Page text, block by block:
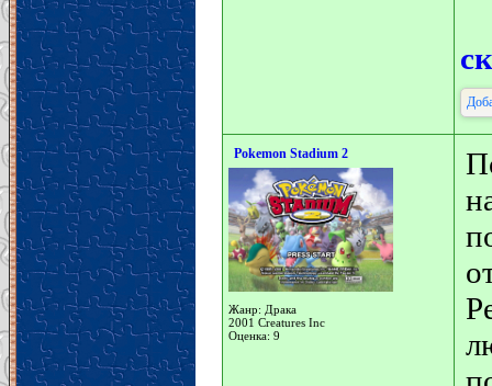
Pokemon Stadium 2
Жанр: Драка
2001 Creatures Inc
Оценка: 9